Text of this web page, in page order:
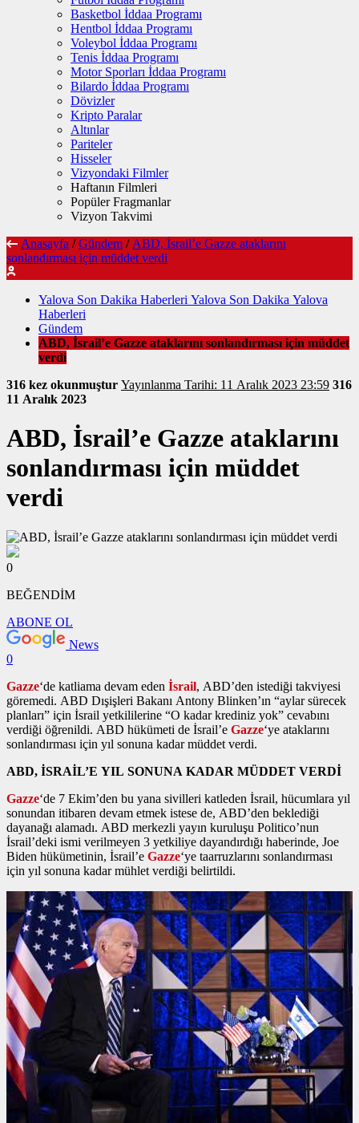
Basketbol İddaa Programı
Hentbol İddaa Programı
Voleybol İddaa Programı
Tenis İddaa Programı
Motor Sporları İddaa Programı
Bilardo İddaa Programı
Dövizler
Kripto Paralar
Altınlar
Pariteler
Hisseler
Vizyondaki Filmler
Haftanın Filmleri
Popüler Fragmanlar
Vizyon Takvimi
Anasayfa / Gündem / ABD, İsrail’e Gazze ataklarını
sonlandırması için müddet verdi
Yalova Son Dakika Haberleri Yalova Son Dakika Yalova
Haberleri
Gündem
ABD, İsrail’e Gazze ataklarını sonlandırması için müddet
verdi
316 kez okunmuştur
Yayınlanma Tarihi: 11 Aralık 2023 23:59 316
11 Aralık 2023
ABD, İsrail’e Gazze ataklarını
sonlandırması için müddet
verdi
0
BEĞENDİM
ABONE OL
News
0
Gazze‘de katliama devam eden İsrail, ABD’den istediği takviyesi
göremedi. ABD Dışişleri Bakanı Antony Blinken’ın “aylar sürecek
planları” için İsrail yetkililerine “O kadar krediniz yok” cevabını
verdiği öğrenildi. ABD hükümeti de İsrail’e Gazze‘ye ataklarını
sonlandırması için yıl sonuna kadar müddet verdi.
ABD, İSRAİL’E YIL SONUNA KADAR MÜDDET VERDİ
Gazze‘de 7 Ekim’den bu yana sivilleri katleden İsrail, hücumlara yıl
sonundan itibaren devam etmek istese de, ABD’den beklediği
dayanağı alamadı. ABD merkezli yayın kuruluşu Politico’nun
İsrail’deki ismi verilmeyen 3 yetkiliye dayandırdığı haberinde, Joe
Biden hükümetinin, İsrail’e Gazze‘ye taarruzlarını sonlandırması
için yıl sonuna kadar mühlet verdiği belirtildi.